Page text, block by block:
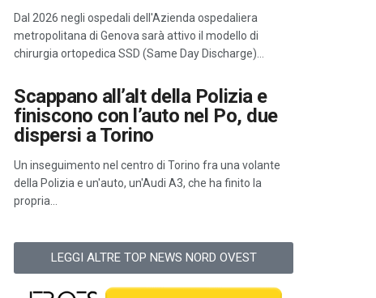
Dal 2026 negli ospedali dell'Azienda ospedaliera
metropolitana di Genova sarà attivo il modello di
chirurgia ortopedica SSD (Same Day Discharge)…
Scappano all’alt della Polizia e
finiscono con l’auto nel Po, due
dispersi a Torino
Un inseguimento nel centro di Torino fra una volante
della Polizia e un'auto, un'Audi A3, che ha finito la
propria…
LEGGI ALTRE TOP NEWS NORD OVEST